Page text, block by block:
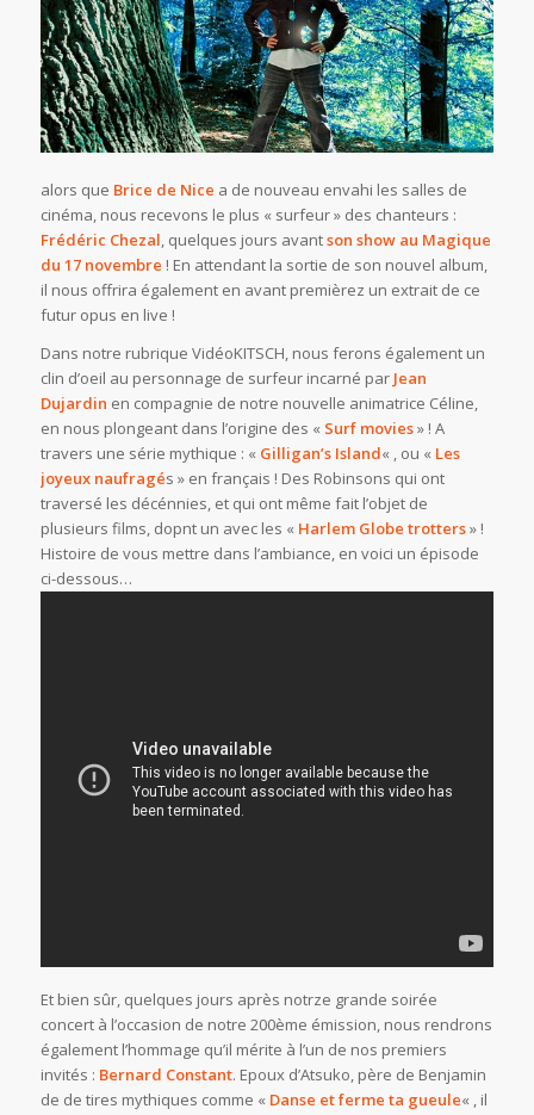
alors que Brice de Nice a de nouveau envahi les salles de
cinéma, nous recevons le plus « surfeur » des chanteurs :
Frédéric Chezal, quelques jours avantson show au Magique
du 17 novembre ! En attendant la sortie de son nouvel album,
il nous offrira également en avant premièrez un extrait de ce
futur opus en live !
Dans notre rubrique VidéoKITSCH, nous ferons également un
clin d’oeil au personnage de surfeur incarné par Jean
Dujardin en compagnie de notre nouvelle animatrice Céline,
en nous plongeant dans l’origine des « Surf movies» ! A
travers une série mythique : « Gilligan’s Island« , ou « Les
joyeux naufragés » en français ! Des Robinsons qui ont
traversé les décénnies, et qui ont même fait l’objet de
plusieurs films, dopnt un avec les « Harlem Globe trotters» !
Histoire de vous mettre dans l’ambiance, en voici un épisode
ci-dessous…
Et bien sûr, quelques jours après notrze grande soirée
concert à l’occasion de notre 200ème émission, nous rendrons
également l’hommage qu’il mérite à l’un de nos premiers
invités : Bernard Constant. Epoux d’Atsuko, père de Benjamin
de de tires mythiques comme « Danse et ferme ta gueule« , il